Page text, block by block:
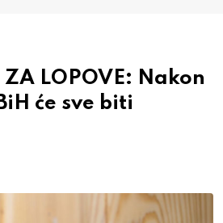
ZA LOPOVE: Nakon
će sve biti